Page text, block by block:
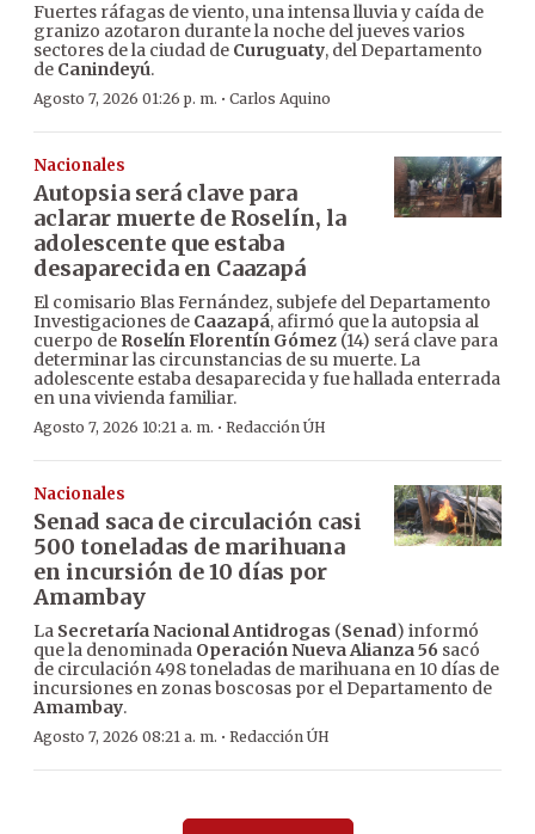
Fuertes ráfagas de viento, una intensa lluvia y caída de
granizo azotaron durante la noche del jueves varios
sectores de la ciudad de Curuguaty, del Departamento
de Canindeyú.
Agosto 7, 2026 01:26 p. m. · Carlos Aquino
Nacionales
Autopsia será clave para
aclarar muerte de Roselín, la
adolescente que estaba
desaparecida en Caazapá
El comisario Blas Fernández, subjefe del Departamento
Investigaciones de Caazapá, afirmó que la autopsia al
cuerpo de Roselín Florentín Gómez (14) será clave para
determinar las circunstancias de su muerte. La
adolescente estaba desaparecida y fue hallada enterrada
en una vivienda familiar.
Agosto 7, 2026 10:21 a. m. · Redacción ÚH
Nacionales
Senad saca de circulación casi
500 toneladas de marihuana
en incursión de 10 días por
Amambay
La Secretaría Nacional Antidrogas (Senad) informó
que la denominada Operación Nueva Alianza 56 sacó
de circulación 498 toneladas de marihuana en 10 días de
incursiones en zonas boscosas por el Departamento de
Amambay.
Agosto 7, 2026 08:21 a. m. · Redacción ÚH